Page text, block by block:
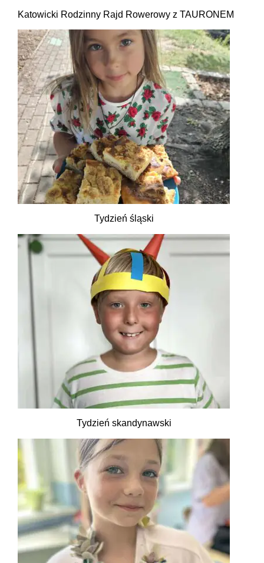
Katowicki Rodzinny Rajd Rowerowy z TAURONEM
Tydzień śląski
Tydzień skandynawski